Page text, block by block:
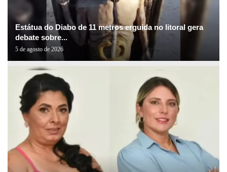
Estátua do Diabo de 11 metros erguida no litoral gera
debate sobre...
5 de agosto de 2026